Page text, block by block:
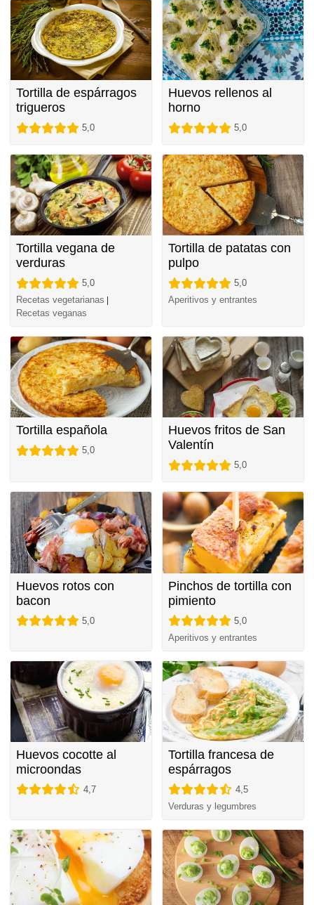
Tortilla de espárragos
trigueros
5,0
Huevos rellenos al
horno
5,0
Tortilla vegana de
verduras
5,0
Recetas vegetarianas
Recetas veganas
Tortilla de patatas con
pulpo
5,0
Aperitivos y entrantes
Tortilla española
5,0
Huevos fritos de San
Valentín
5,0
Huevos rotos con
bacon
5,0
Pinchos de tortilla con
pimiento
5,0
Aperitivos y entrantes
Huevos cocotte al
microondas
4,7
Tortilla francesa de
espárragos
4,5
Verduras y legumbres